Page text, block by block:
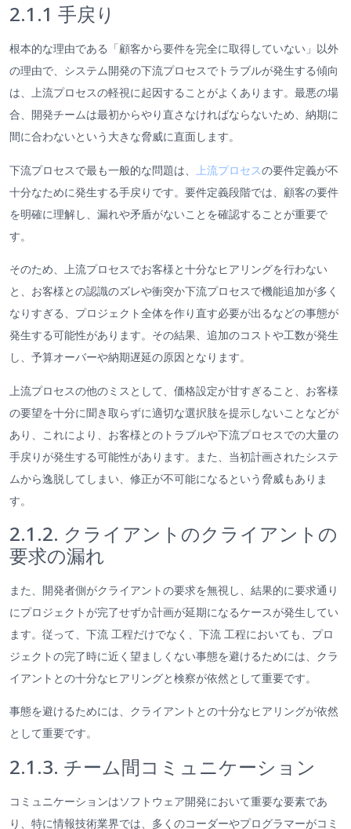
2.1.1 手戻り
根本的な理由である「顧客から要件を完全に取得していない」以外
の理由で、システム開発の下流プロセスでトラブルが発生する傾向
は、上流プロセスの軽視に起因することがよくあります。最悪の場
合、開発チームは最初からやり直さなければならないため、納期に
間に合わないという大きな脅威に直面します。
下流プロセスで最も一般的な問題は、 上流プロセスの要件定義が不
十分なために発生する手戻りです。要件定義段階では、顧客の要件
を明確に理解し、漏れや矛盾がないことを確認することが重要で
す。
そのため、上流プロセスでお客様と十分なヒアリングを行わない
と、お客様との認識のズレや衝突か下流プロセスで機能追加が多く
なりすぎる、プロジェクト全体を作り直す必要が出るなどの事態が
発生する可能性があります。その結果、追加のコストや工数が発生
し、予算オーバーや納期遅延の原因となります。
上流プロセスの他のミスとして、価格設定が甘すぎること、お客様
の要望を十分に聞き取らずに適切な選択肢を提示しないことなどが
あり、これにより、お客様とのトラブルや下流プロセスでの大量の
手戻りが発生する可能性があります。また、当初計画されたシステ
ムから逸脱してしまい、修正が不可能になるという脅威もありま
す。
2.1.2. クライアントのクライアントの
要求の漏れ
また、開発者側がクライアントの要求を無視し、結果的に要求通り
にプロジェクトが完了せずか計画が延期になるケースが発生してい
ます。従って、下流 工程だけでなく、下流 工程においても、プロ
ジェクトの完了時に近く望ましくない事態を避けるためには、クラ
イアントとの十分なヒアリングと検察が依然として重要です。
事態を避けるためには、クライアントとの十分なヒアリングが依然
として重要です。
2.1.3. チーム間コミュニケーション
コミュニケーションはソフトウェア開発において重要な要素であ
り、特に情報技術業界では、多くのコーダーやプログラマーがコミ